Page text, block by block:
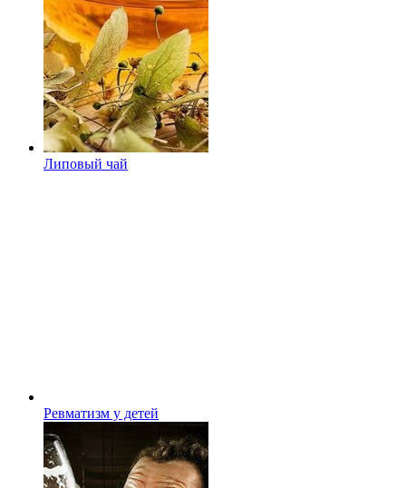
Липовый чай
Ревматизм у детей